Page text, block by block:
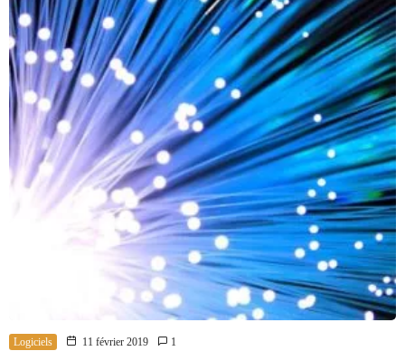
Logiciels 11 février 2019 1